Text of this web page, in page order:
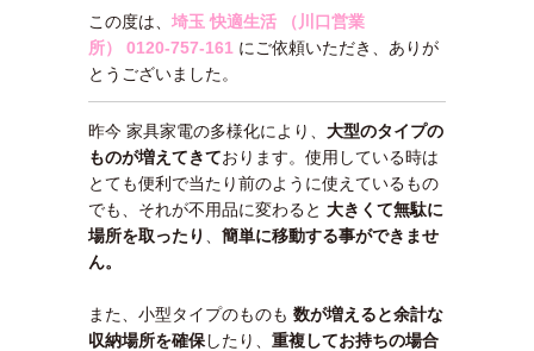
この度は、 埼玉 快適生活 （川口営業
所）
0120-757-161 にご依頼いただき、ありが
とうございました。
昨今 家具家電の多様化により、 大型のタイプの
ものが増えてきております。使用している時は
とても便利で当たり前のように使えているもの
でも、それが不用品に変わると 大きくて無駄に
場所を取ったり
簡単に移動する事ができませ
ん。
また、小型タイプのものも 数が増えると余計な
収納場所を確保したり、 重複してお持ちの場合